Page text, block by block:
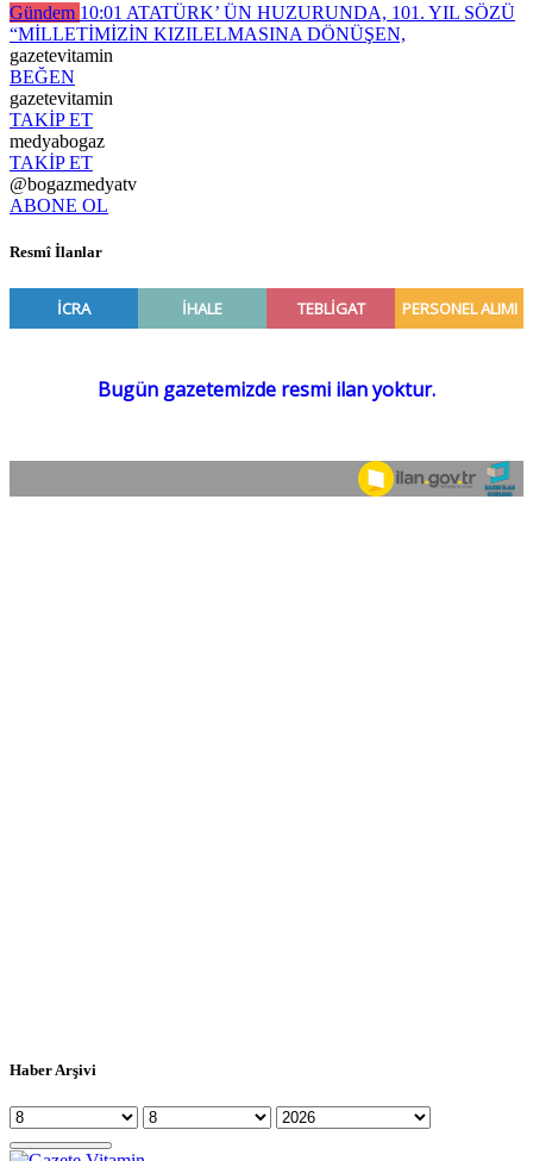
Gündem 10:01 ATATÜRK’ ÜN HUZURUNDA, 101. YIL SÖZÜ
“MİLLETİMİZİN KIZILELMASINA DÖNÜŞEN,
gazetevitamin
BEĞEN
gazetevitamin
TAKİP ET
medyabogaz
TAKİP ET
@bogazmedyatv
ABONE OL
Resmî İlanlar
Haber Arşivi